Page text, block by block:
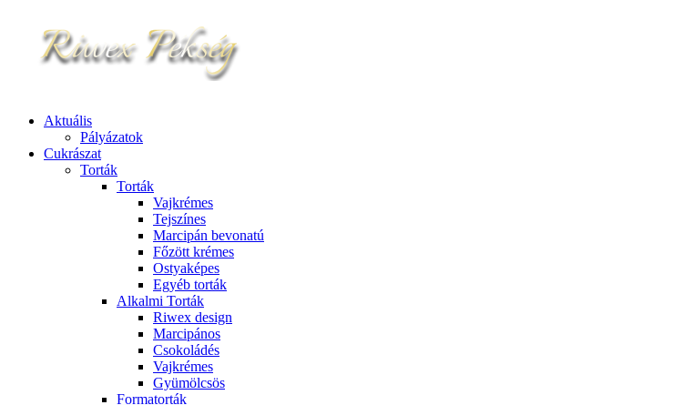
Aktuális
Pályázatok
Cukrászat
Torták
Torták
Vajkrémes
Tejszínes
Marcipán bevonatú
Főzött krémes
Ostyaképes
Egyéb torták
Alkalmi Torták
Riwex design
Marcipános
Csokoládés
Vajkrémes
Gyümölcsös
Formatorták